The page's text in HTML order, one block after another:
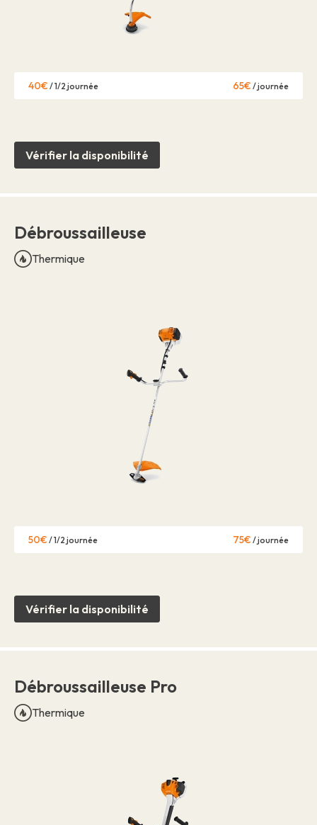
40€ / 1/2 journée 65€ / journée
Vérifier la disponibilité
Débroussailleuse
Thermique
50€ / 1/2 journée 75€ / journée
Vérifier la disponibilité
Débroussailleuse Pro
Thermique